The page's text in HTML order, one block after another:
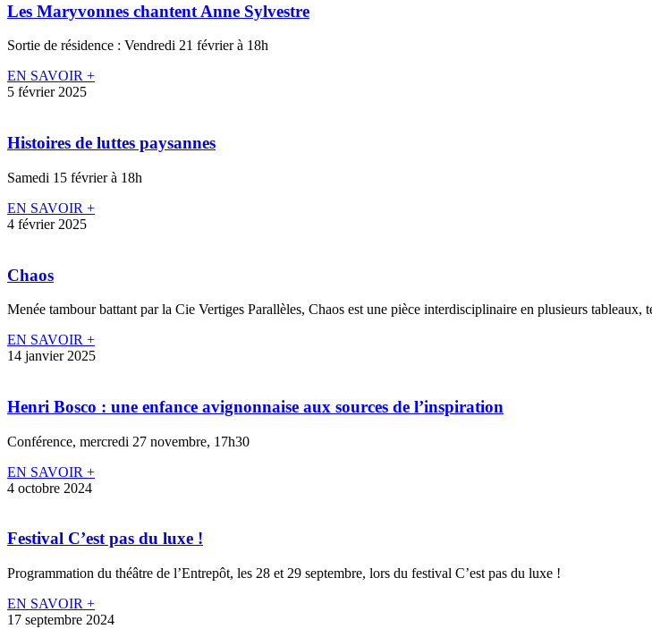
Les Maryvonnes chantent Anne Sylvestre
Sortie de résidence : Vendredi 21 février à 18h
EN SAVOIR +
5 février 2025
Histoires de luttes paysannes
Samedi 15 février à 18h
EN SAVOIR +
4 février 2025
Chaos
Menée tambour battant par la Cie Vertiges Parallèles, Chaos est une pièce interdisciplinaire en plusieurs
EN SAVOIR +
14 janvier 2025
Henri Bosco : une enfance avignonnaise aux sources de l’inspiration
Conférence, mercredi 27 novembre, 17h30
EN SAVOIR +
4 octobre 2024
Festival C’est pas du luxe !
Programmation du théâtre de l’Entrepôt, les 28 et 29 septembre, lors du festival C’est pas du luxe !
EN SAVOIR +
17 septembre 2024